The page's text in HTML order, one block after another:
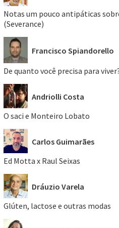
Notas um pouco antipáticas
(Severance)
Francisco Spiandorello
De quanto você precisa para
Andriolli Costa
O saci e Monteiro Lobato
Carlos Guimarães
Ed Motta x Raul Seixas
Dráuzio Varela
Glúten, lactose e outras modas